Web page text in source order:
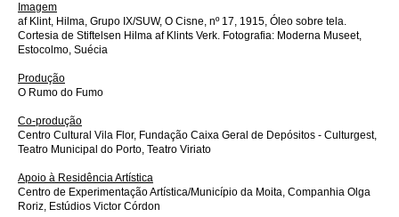
Imagem
af Klint, Hilma, Grupo IX/SUW, O Cisne, nº 17, 1915, Óleo sobre tela.
Cortesia de Stiftelsen Hilma af Klints Verk. Fotografia: Moderna Museet,
Estocolmo, Suécia
Produção
O Rumo do Fumo
Co-produção
Centro Cultural Vila Flor, Fundação Caixa Geral de Depósitos - Culturgest,
Teatro Municipal do Porto, Teatro Viriato
Apoio à Residência Artística
Centro de Experimentação Artística/Município da Moita, Companhia Olga
Roriz, Estúdios Victor Córdon